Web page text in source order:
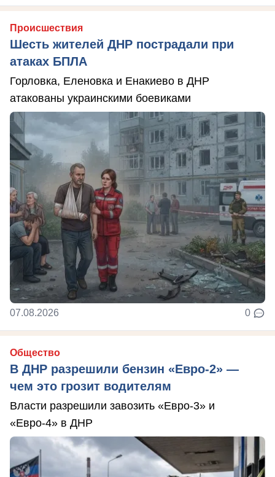
Происшествия
Шесть жителей ДНР пострадали при
атаках БПЛА
Горловка, Еленовка и Енакиево в ДНР
атакованы украинскими боевиками
07.08.2026 0
Общество
В ДНР разрешили бензин «Евро-2» —
чем это грозит водителям
Власти разрешили завозить «Евро-3» и
«Евро-4» в ДНР